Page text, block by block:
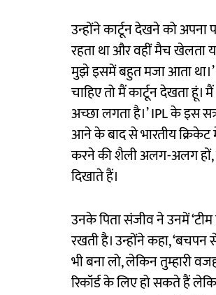
उन्होंने कार्टून देखने को अपना
रहता था और वहीं मैच खेलता
मुझे इसमें बहुत मजा आता
चाहिए तो मैं कार्टून देखता
अच्छा लगता है।’ IPL के इस
आने के बाद से भारतीय क्रिकेट
करने की शैली अलग-अलग हों,
दिखाते हैं।
उनके पिता संजीव ने उनमें
रखती है। उन्होंने कहा,
भी बना लो, लेकिन तुम्हारी
रिकॉर्ड के लिए हो सकते हैं